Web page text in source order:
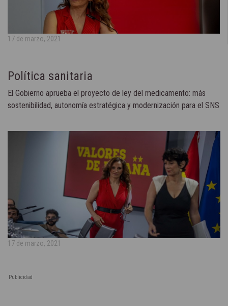
17 de marzo, 2021
Política sanitaria
El Gobierno aprueba el proyecto de ley del medicamento: más
sostenibilidad, autonomía estratégica y modernización para el SNS
17 de marzo, 2021
Publicidad